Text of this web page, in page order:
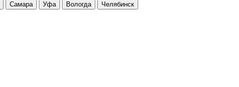
Самара Уфа Вологда Челябинск